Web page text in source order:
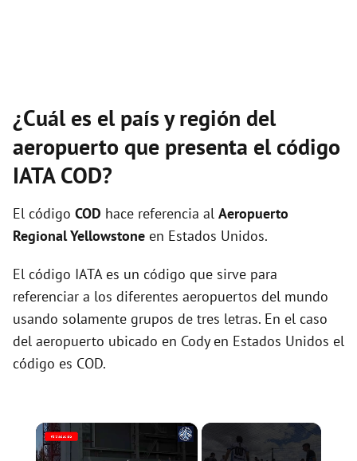
¿Cuál es el país y región del
aeropuerto que presenta el código
IATA COD?
El código COD hace referencia al Aeropuerto
Regional Yellowstone en Estados Unidos.
El código IATA es un código que sirve para
referenciar a los diferentes aeropuertos del mundo
usando solamente grupos de tres letras. En el caso
del aeropuerto ubicado en Cody en Estados Unidos el
código es COD.
×